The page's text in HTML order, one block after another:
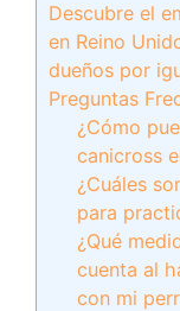
Descubre el
en Reino
dueños por
Preguntas
¿Cómo
canicross
¿Cuáles
para
¿Qué
cuenta al
con mi